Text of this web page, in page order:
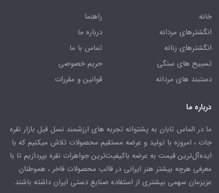
خانه
انگشترهای مردانه
انگشترهای زنانه
تسبیح های سنگی
دستبند های مردانه
راهنما
درباره ما
تماس با ما
حریم خصوصی
قوانین و مقررات
درباره ما
ما در الماس تابان به پشتوانه تجربه های ارزشمند نسل قبل بازار نقره
جات ، امروزه با تولید و عرضه مستقیم محصولات تلاش میکنیم که با
ایده‌آل‌ترین قیمت به عرضه باکیفیت‌ترین جواهرات نقره بپردازیم تا با
معرفی هرچه بیشتر هنر ایرانی در قالب محصولات فاخر ، هموطنان
عزیزمان سهمی بیشتری از استفاده صنایع دستی ایران داشته باشند.